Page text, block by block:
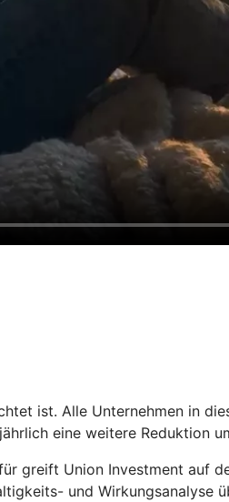
ist. Alle Unternehmen in
eine weitere Reduktion
greift Union Investment auf
und Wirkungsanalyse